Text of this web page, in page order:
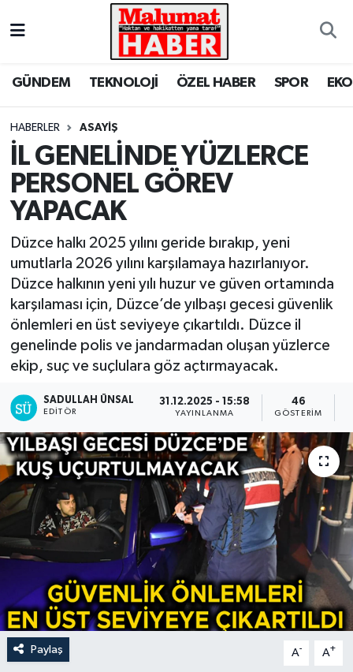
GÜNDEM TEKNOLOJİ ÖZEL HABER SPOR
HABERLER ASAYİŞ
İL GENELİNDE YÜZLERCE
PERSONEL GÖREV
YAPACAK
Düzce halkı 2025 yılını geride bırakıp, yeni
umutlarla 2026 yılını karşılamaya hazırlanıyor.
Düzce halkının yeni yılı huzur ve güven ortamında
karşılaması için, Düzce’de yılbaşı gecesi güvenlik
önlemleri en üst seviyeye çıkartıldı. Düzce il
genelinde polis ve jandarmadan oluşan yüzlerce
ekip, suç ve suçlulara göz açtırmayacak.
SADULLAH ÜNSAL
EDITÖR
31.12.2025 - 15:58
YAYINLANMA
46
GÖSTERIM
Paylaş A- A+
Nöbetçi Eczaneler
Trafik Durumu
Süper Lig Puan Durumu ve Fikstür
Tüm Manşetler
Son Dakika Haberleri
Haber Arşivi